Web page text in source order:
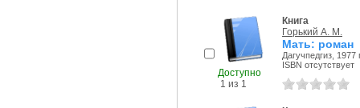
Доступно
1 из 1
Книга
Горький А. М.
Мать: роман
Дагучпедгиз, 1977
ISBN отсутствует